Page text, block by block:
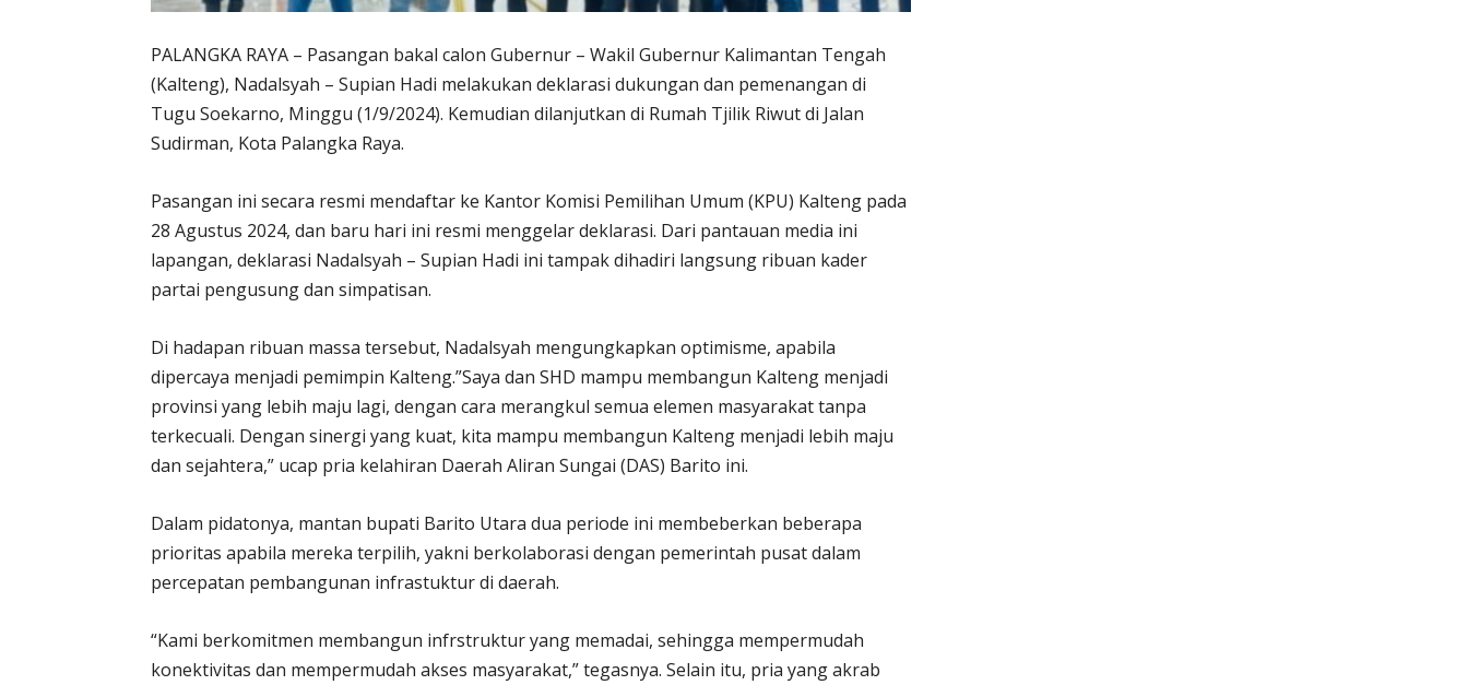
PALANGKA RAYA – Pasangan bakal calon Gubernur – Wakil Gubernur Kalimantan Tengah
(Kalteng), Nadalsyah – Supian Hadi melakukan deklarasi dukungan dan pemenangan di
Tugu Soekarno, Minggu (1/9/2024). Kemudian dilanjutkan di Rumah Tjilik Riwut di Jalan
Sudirman, Kota Palangka Raya.
Pasangan ini secara resmi mendaftar ke Kantor Komisi Pemilihan Umum (KPU) Kalteng pada
28 Agustus 2024, dan baru hari ini resmi menggelar deklarasi. Dari pantauan media ini
lapangan, deklarasi Nadalsyah – Supian Hadi ini tampak dihadiri langsung ribuan kader
partai pengusung dan simpatisan.
Di hadapan ribuan massa tersebut, Nadalsyah mengungkapkan optimisme, apabila
dipercaya menjadi pemimpin Kalteng.”Saya dan SHD mampu membangun Kalteng menjadi
provinsi yang lebih maju lagi, dengan cara merangkul semua elemen masyarakat tanpa
terkecuali. Dengan sinergi yang kuat, kita mampu membangun Kalteng menjadi lebih maju
dan sejahtera,” ucap pria kelahiran Daerah Aliran Sungai (DAS) Barito ini.
Dalam pidatonya, mantan bupati Barito Utara dua periode ini membeberkan beberapa
prioritas apabila mereka terpilih, yakni berkolaborasi dengan pemerintah pusat dalam
percepatan pembangunan infrastuktur di daerah.
“Kami berkomitmen membangun infrstruktur yang memadai, sehingga mempermudah
konektivitas dan mempermudah akses masyarakat,” tegasnya. Selain itu, pria yang akrab